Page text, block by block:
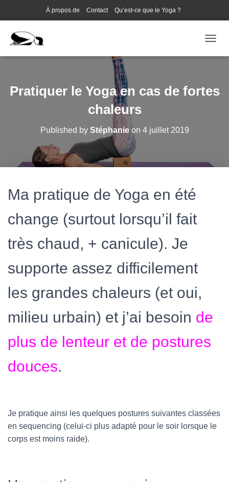
À propos de Contact Qu’est-ce que le Yoga ?
Pratiquer le Yoga en cas de fortes
chaleurs
Published by Stéphanieon 4 juillet 2019
Ma pratique de Yoga en été
change (surtout lorsqu’il fait
très chaud, + canicule). Je
supporte assez difficilement
les grandes chaleurs (et oui,
milieu urbain) et j’ai besoin de
plus de lenteur et de postures
douces.
Je pratique ainsi les quelques postures suivantes classées
en sequencing (celui-ci plus adapté pour le soir lorsque le
corps est moins raide).